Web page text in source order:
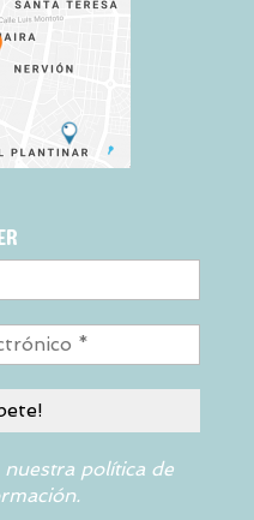
nuestra política de